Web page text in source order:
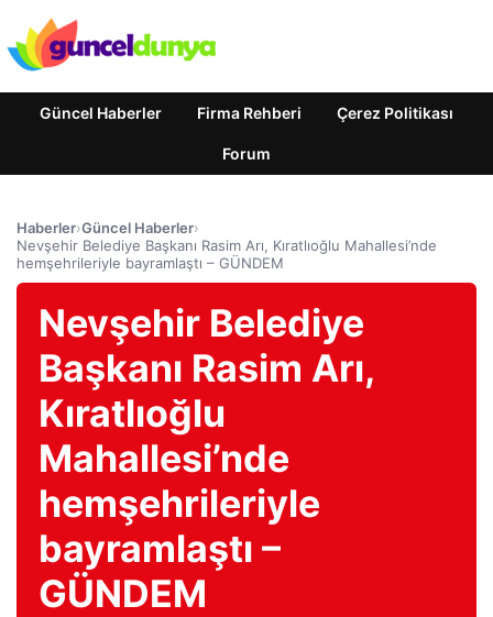
Güncel Haberler Firma Rehberi Çerez Politikası
Forum
Haberler›Güncel Haberler›
Nevşehir Belediye Başkanı Rasim Arı, Kıratlıoğlu Mahallesi’nde
hemşehrileriyle bayramlaştı – GÜNDEM
Nevşehir Belediye
Başkanı Rasim Arı,
Kıratlıoğlu
Mahallesi’nde
hemşehrileriyle
bayramlaştı –
GÜNDEM